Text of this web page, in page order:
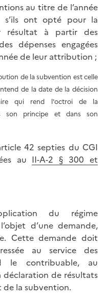
au titre de l’année
s’ils ont opté pour la
résultat à partir des
dépenses engagées
de leur attribution ;
de la subvention est celle
de la date de la décision
qui rend l'octroi de la
son principe et dans son
42 septies du CGI
au II-A-2 § 300 et
du régime
d’une demande,
Cette demande doit
au service des
le contribuable, au
de résultats
de la subvention.